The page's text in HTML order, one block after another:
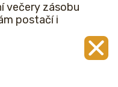
večery zásobu
postačí i